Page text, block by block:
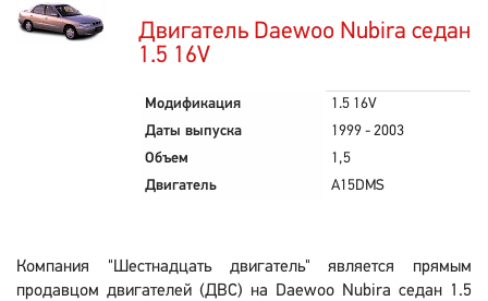
Двигатель Daewoo Nubira седан
1.5 16V
Модификация
1.5 16V
Даты выпуска
1999 - 2003
Объем
1,5
Двигатель
A15DMS
Компания "Шестнадцать двигатель" является прямым
продавцом двигателей (ДВС) на Daewoo Nubira седан 1.5